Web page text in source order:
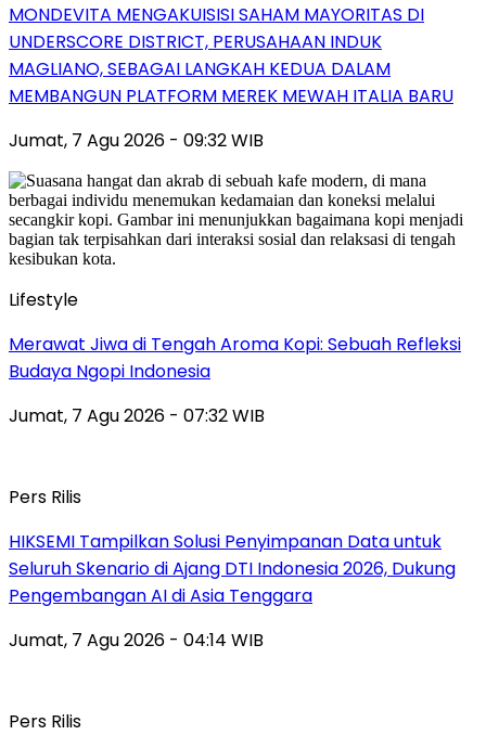
MONDEVITA MENGAKUISISI SAHAM MAYORITAS DI
UNDERSCORE DISTRICT, PERUSAHAAN INDUK
MAGLIANO, SEBAGAI LANGKAH KEDUA DALAM
MEMBANGUN PLATFORM MEREK MEWAH ITALIA BARU
Jumat, 7 Agu 2026 - 09:32 WIB
Lifestyle
Merawat Jiwa di Tengah Aroma Kopi: Sebuah Refleksi
Budaya Ngopi Indonesia
Jumat, 7 Agu 2026 - 07:32 WIB
Pers Rilis
HIKSEMI Tampilkan Solusi Penyimpanan Data untuk
Seluruh Skenario di Ajang DTI Indonesia 2026, Dukung
Pengembangan AI di Asia Tenggara
Jumat, 7 Agu 2026 - 04:14 WIB
Pers Rilis